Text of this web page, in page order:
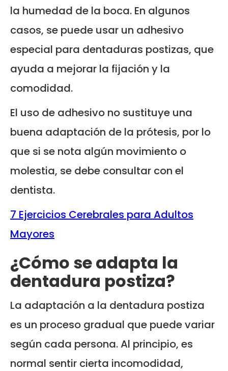
la humedad de la boca. En algunos
casos, se puede usar un adhesivo
especial para dentaduras postizas, que
ayuda a mejorar la fijación y la
comodidad.
El uso de adhesivo no sustituye una
buena adaptación de la prótesis, por lo
que si se nota algún movimiento o
molestia, se debe consultar con el
dentista.
7 Ejercicios Cerebrales para Adultos
Mayores
¿Cómo se adapta la
dentadura postiza?
La adaptación a la dentadura postiza
es un proceso gradual que puede variar
según cada persona. Al principio, es
normal sentir cierta incomodidad,